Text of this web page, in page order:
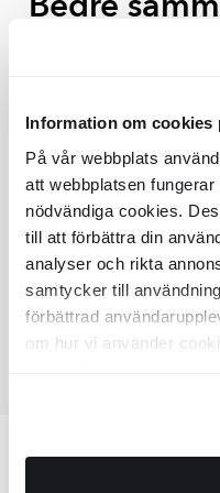
Information om cookies
På vår webbplats
att webbplatsen
nödvändiga cookies.
till att förbättra din
analyser och rikta
samtycker till
förbättrad
om hur vi använder
VæggskabOdeaSort Mat
3499DKK4199DKK